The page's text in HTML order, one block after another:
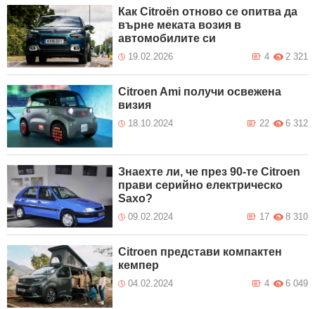
Как Citroën отново се опитва да
върне меката возия в
автомобилите си
19.02.2026 2 321
4
Citroen Ami получи освежена
визия
18.10.2024 6 312
22
Знаехте ли, че през 90-те Citroen
прави серийно електрическо
Saxo?
09.02.2024 8 310
17
Citroen представи компактен
кемпер
04.02.2024 6 049
4